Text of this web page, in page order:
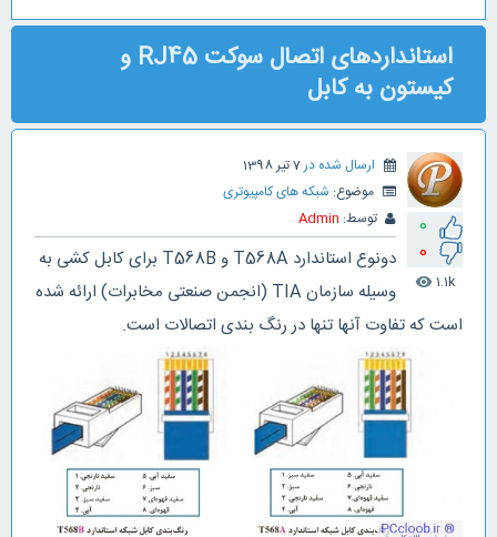
استانداردهای اتصال سوکت RJ45 و
کیستون به کابل
0
0
1.1k
visibility
ارسال شده در7 تیر 1398
موضوع: شبکه های کامپیوتری
توسط: Admin
دونوع استاندارد T568A و T568B برای کابل کشی به
وسیله سازمان TIA (انجمن صنعتی مخابرات) ارائه شده
است که تفاوت آنها تنها در رنگ بندی اتصالات است.